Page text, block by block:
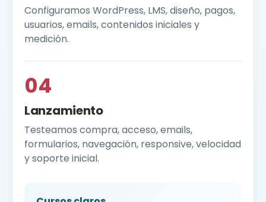
Configuramos WordPress, LMS, diseño, pagos,
usuarios, emails, contenidos iniciales y
medición.
04
Lanzamiento
Testeamos compra, acceso, emails,
formularios, navegación, responsive, velocidad
y soporte inicial.